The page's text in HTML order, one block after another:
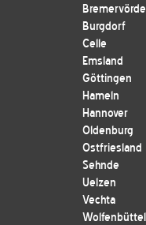
Bremervörde
Burgdorf
Celle
Emsland
Göttingen
Hameln
Hannover
Oldenburg
Ostfriesland
Sehnde
Uelzen
Vechta
Wolfenbüttel